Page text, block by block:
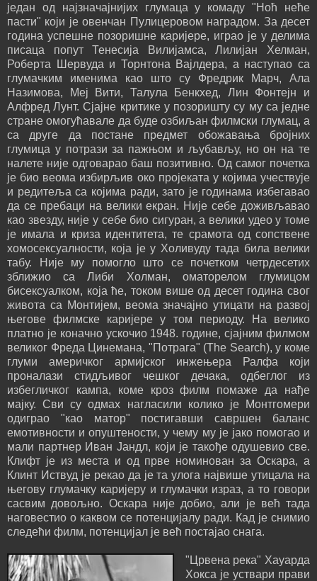
један од најзначајнијих глумаца у комаду "Ноћ неће
пасти" који је овенчан Пулицеровом наградом. За десет
година успешне позоришне каријере, играо је у делима
писаца попут Тенесија Вилијамса, Лилијан Хелман,
Роберта Шервуда и Торнтона Вајлдера, а наступао са
глумачким именима као што су Фредрик Марч, Ала
Назимова, Меј Вити, Талула Бенкхед, Лин Фонтејн и
Алфред Лунт. Сјајне критике у позоришту су му са једне
стране омогућавале да буде озбиљан филмски глумац, а
са друге да постане предмет обожавања бројних
глумица у потрази за пажњом и љубављу, но он на те
налете није одговарао баш позитивно. Од самог почетка
је био веома избирљив око пројеката у којима учествује
и редитеља са којима ради, зато је годинама избегавао
да се пребаци на велики екран. Није себе доживљавао
као звезду, није у себе био сигуран, а велики удео у томе
је имала и криза идентитета, те срамота од сопствене
хомосексуалности, која је у Холивуду тада била велики
табу. Није му помогло што се почетком четрдесетих
зближио са Либи Холман, оматорелом глумицом
бисексуалком, која ће, током више од десет година свог
живота са Монтијем, веома значајно утицати на развој
његове филмске каријере у том периоду. На велико
платно је коначно ускочио 1948. године, сјајним филмом
великог Фреда Цинемана, "Потрага" (The Search), у коме
глуми америчког армијског инжењера Ралфа који
проналази стидљивог чешког дечака, одбеглог из
избегличког кампа, коме кроз филм помаже да нађе
мајку. Сви су одмах нагласили колико је Монтгомери
одиграо "као матор" постигавши савршен баланс
емотивности и опуштености, у чему му је јако помогао и
мали партнер Иван Јандл, који је такође одушевио све.
Клифт је из места и од прве номинован за Оскара, а
Клинт Иствуд је рекао да је та улога највише утицала на
његову глумачку каријеру и глумачки израз, а то говори
сасвим довољно. Оскара није добио, али је већ тада
наговестио о каквом се потенцијалу ради. Кад је снимио
следећи филм, потенцијал је већ постајао снага.
"Црвена река" Хауарда
Хокса је уствари прави